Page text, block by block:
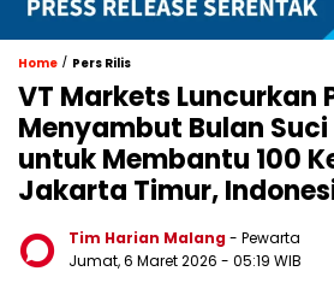
Home / Pers Rilis
VT Markets Luncurkan
Menyambut Bulan
untuk Membantu 100
Jakarta Timur,
Tim Harian Malang- Pewarta
Jumat, 6 Maret 2026 - 05:19 WIB